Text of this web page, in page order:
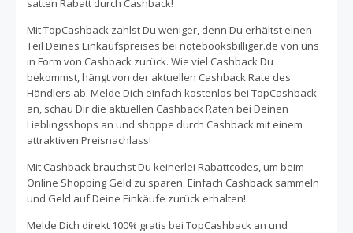
Notebooksbilliger. Mit Hilfe der Kaufberater von
Notebooksbilliger findest Du in wenigen Schritten die
Produkte, die perfekt zu Dir und Deinen Wünschen
passen. Schneller Versand und flexible
Zahlungsmöglichkeiten wie PayPal, Kredit- oder EC-Karte
ermöglichen ein entspanntes Einkaufserlebnis. Spare jetzt
beim Einkaufen mit notebooksbilliger.de, indem Du
unsere attraktiven Cashback-Angebote nutzt. Einfach auf
die Seite von Notebooksbilliger gehen, wie gewohnt
einkaufen und automatisch Cashback sammeln.
satten Rabatt durch Cashback!
Mit TopCashback zahlst Du weniger, denn Du erhältst einen
Teil Deines Einkaufspreises bei notebooksbilliger.de von uns
in Form von Cashback zurück. Wie viel Cashback Du
bekommst, hängt von der aktuellen Cashback Rate des
Händlers ab. Melde Dich einfach kostenlos bei TopCashback
an, schau Dir die aktuellen Cashback Raten bei Deinen
Lieblingsshops an und shoppe durch Cashback mit einem
attraktiven Preisnachlass!
Mit Cashback brauchst Du keinerlei Rabattcodes, um beim
Online Shopping Geld zu sparen. Einfach Cashback sammeln
und Geld auf Deine Einkäufe zurück erhalten!
Melde Dich direkt 100% gratis bei TopCashback an und